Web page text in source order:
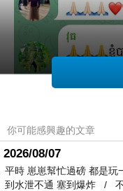
你可能感興趣的文章
2026/08/07
平時 崽崽幫忙過磅 都是玩
到水泄不通 塞到爆炸 /